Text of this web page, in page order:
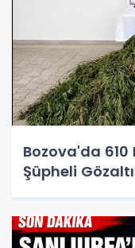
Bozova'da 610
Şüpheli